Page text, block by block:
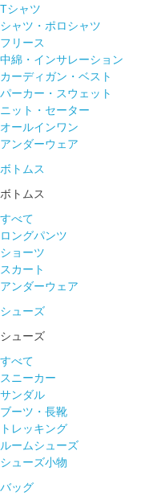
Tシャツ
シャツ・ポロシャツ
フリース
中綿・インサレーション
カーディガン・ベスト
パーカー・スウェット
ニット・セーター
オールインワン
アンダーウェア
ボトムス
ボトムス
すべて
ロングパンツ
ショーツ
スカート
アンダーウェア
シューズ
シューズ
すべて
スニーカー
サンダル
ブーツ・長靴
トレッキング
ルームシューズ
シューズ小物
バッグ